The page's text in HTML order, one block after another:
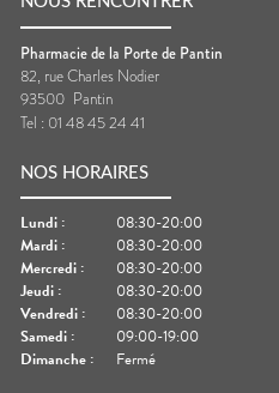
Pharmacie de la Porte de Pantin
82, rue Charles Nodier
93500 Pantin
Tel : 01 48 45 24 41
NOS HORAIRES
Lundi :
08:30-20:00
Mardi :
08:30-20:00
Mercredi :
08:30-20:00
Jeudi :
08:30-20:00
Vendredi :
08:30-20:00
Samedi :
09:00-19:00
Dimanche : Fermé